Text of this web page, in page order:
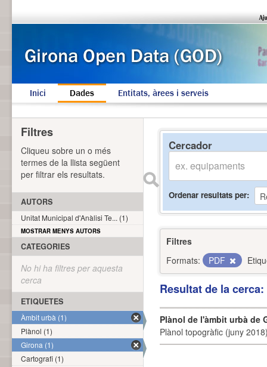
Inici Dades Entitats, àrees i serveis
Cercador
Ordenar resultats per
Filtres
Formats:
PDF
Resultat de la
Plànol de l'àmbit urbà de
Plànol topogràfic (juny
Filtres
Cliqueu sobre un o més
termes de la llista següent
per filtrar els resultats.
AUTORS
Unitat Municipal d'Anàlisi Te... (1)
MOSTRAR MENYS AUTORS
CATEGORIES
No hi ha filtres per aquesta
cerca
ETIQUETES
Àmbit urbà (1)
Plànol (1)
Girona (1)
Cartografi (1)